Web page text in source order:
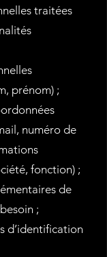
traitées
prénom) ;
numéro de
fonction) ;
de
;
d’identification